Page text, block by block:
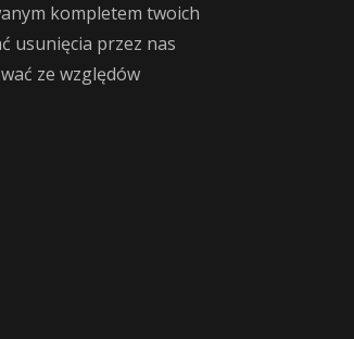
kompletem twoich
usunięcia przez nas
ze względów